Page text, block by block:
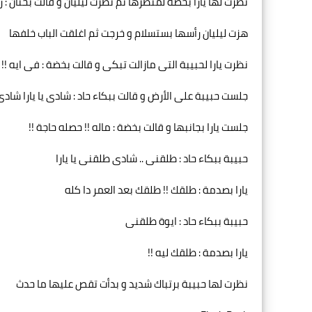
هزت ليليان رأسها بستسلام و خرجت ثم اغلقت الباب خلفها
نظرت يارا لحبيبة التى مازالت تبكى و قالت بخضة : فى ايه
جلست حبيبة على الأرض و قالت ببكاء حاد : شادى يا يارا
جلست يارا بجانبها و قالت بخضة : ماله !! حصله حاجة !!
حبيبة ببكاء حاد : طلقنى .. شادى طلقنى يا يارا
يارا بصدمة : طلقك !! طلقك بعد العمر دا كله
حبيبة ببكاء حاد : ايوة طلقنى
يارا بصدمة : طلقك ليه !!
نظرت لها حبيبة برتباك شديد و بدأت تقص عليها ما حدث